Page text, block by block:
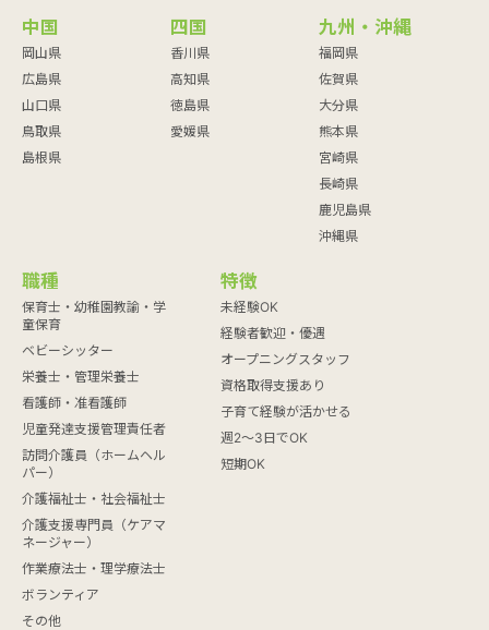
中国
岡山県
広島県
山口県
鳥取県
島根県
四国
香川県
高知県
徳島県
愛媛県
九州・沖縄
福岡県
佐賀県
大分県
熊本県
宮崎県
長崎県
鹿児島県
沖縄県
職種
保育士・幼稚園教諭・学
童保育
ベビーシッター
栄養士・管理栄養士
看護師・准看護師
児童発達支援管理責任者
訪問介護員（ホームヘル
パー）
介護福祉士・社会福祉士
介護支援専門員（ケアマ
ネージャー）
作業療法士・理学療法士
ボランティア
その他
特徴
未経験OK
経験者歓迎・優遇
オープニングスタッフ
資格取得支援あり
子育て経験が活かせる
週2～3日でOK
短期OK